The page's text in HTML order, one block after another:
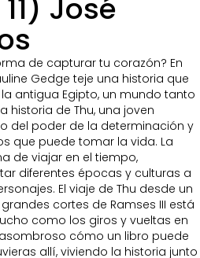
José
de capturar tu corazón? En
Gedge teje una historia que
antigua Egipto, un mundo tanto
historia de Thu, una joven
del poder de la determinación y
que puede tomar la vida. La
de viajar en el tiempo,
diferentes épocas y culturas a
El viaje de Thu desde un
cortes de Ramses III está
como los giros y vueltas en
cómo un libro puede
allí, viviendo la historia junto